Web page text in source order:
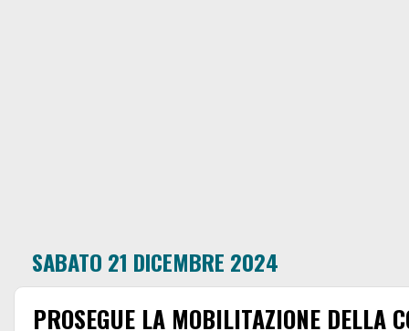
SABATO 21 DICEMBRE 2024
PROSEGUE LA MOBILITAZIONE DELLA